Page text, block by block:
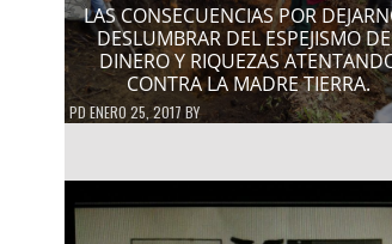
LAS CONSECUENCIAS POR
DESLUMBRAR DEL ESPEJISMO
DINERO Y RIQUEZAS
CONTRA LA MADRE TIERRA.
PDENERO 25, 2017 BY